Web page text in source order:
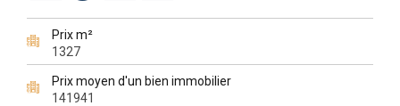
Prix m²
1327
Prix moyen d'un bien immobilier
141941